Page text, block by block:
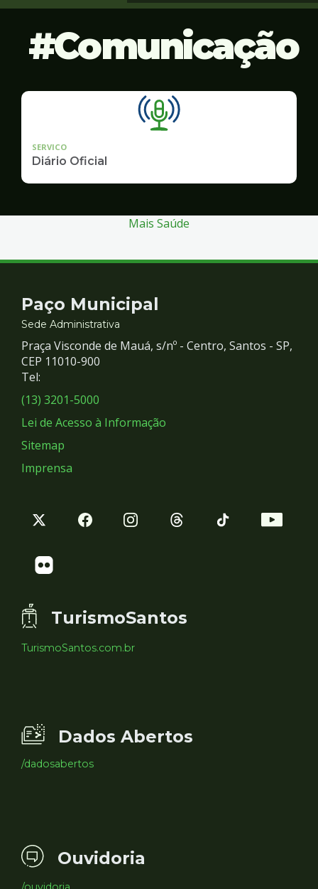
Comunicação
SERVICO
Diário Oficial
Mais Saúde
Contato
e
Redes
Sociais
Paço Municipal
Sede Administrativa
Praça Visconde de Mauá, s/nº - Centro, Santos - SP,
CEP 11010-900
Tel:
(13) 3201-5000
Lei de Acesso à Informação
Sitemap
Imprensa
TurismoSantos
TurismoSantos.com.br
Dados Abertos
/dadosabertos
Ouvidoria